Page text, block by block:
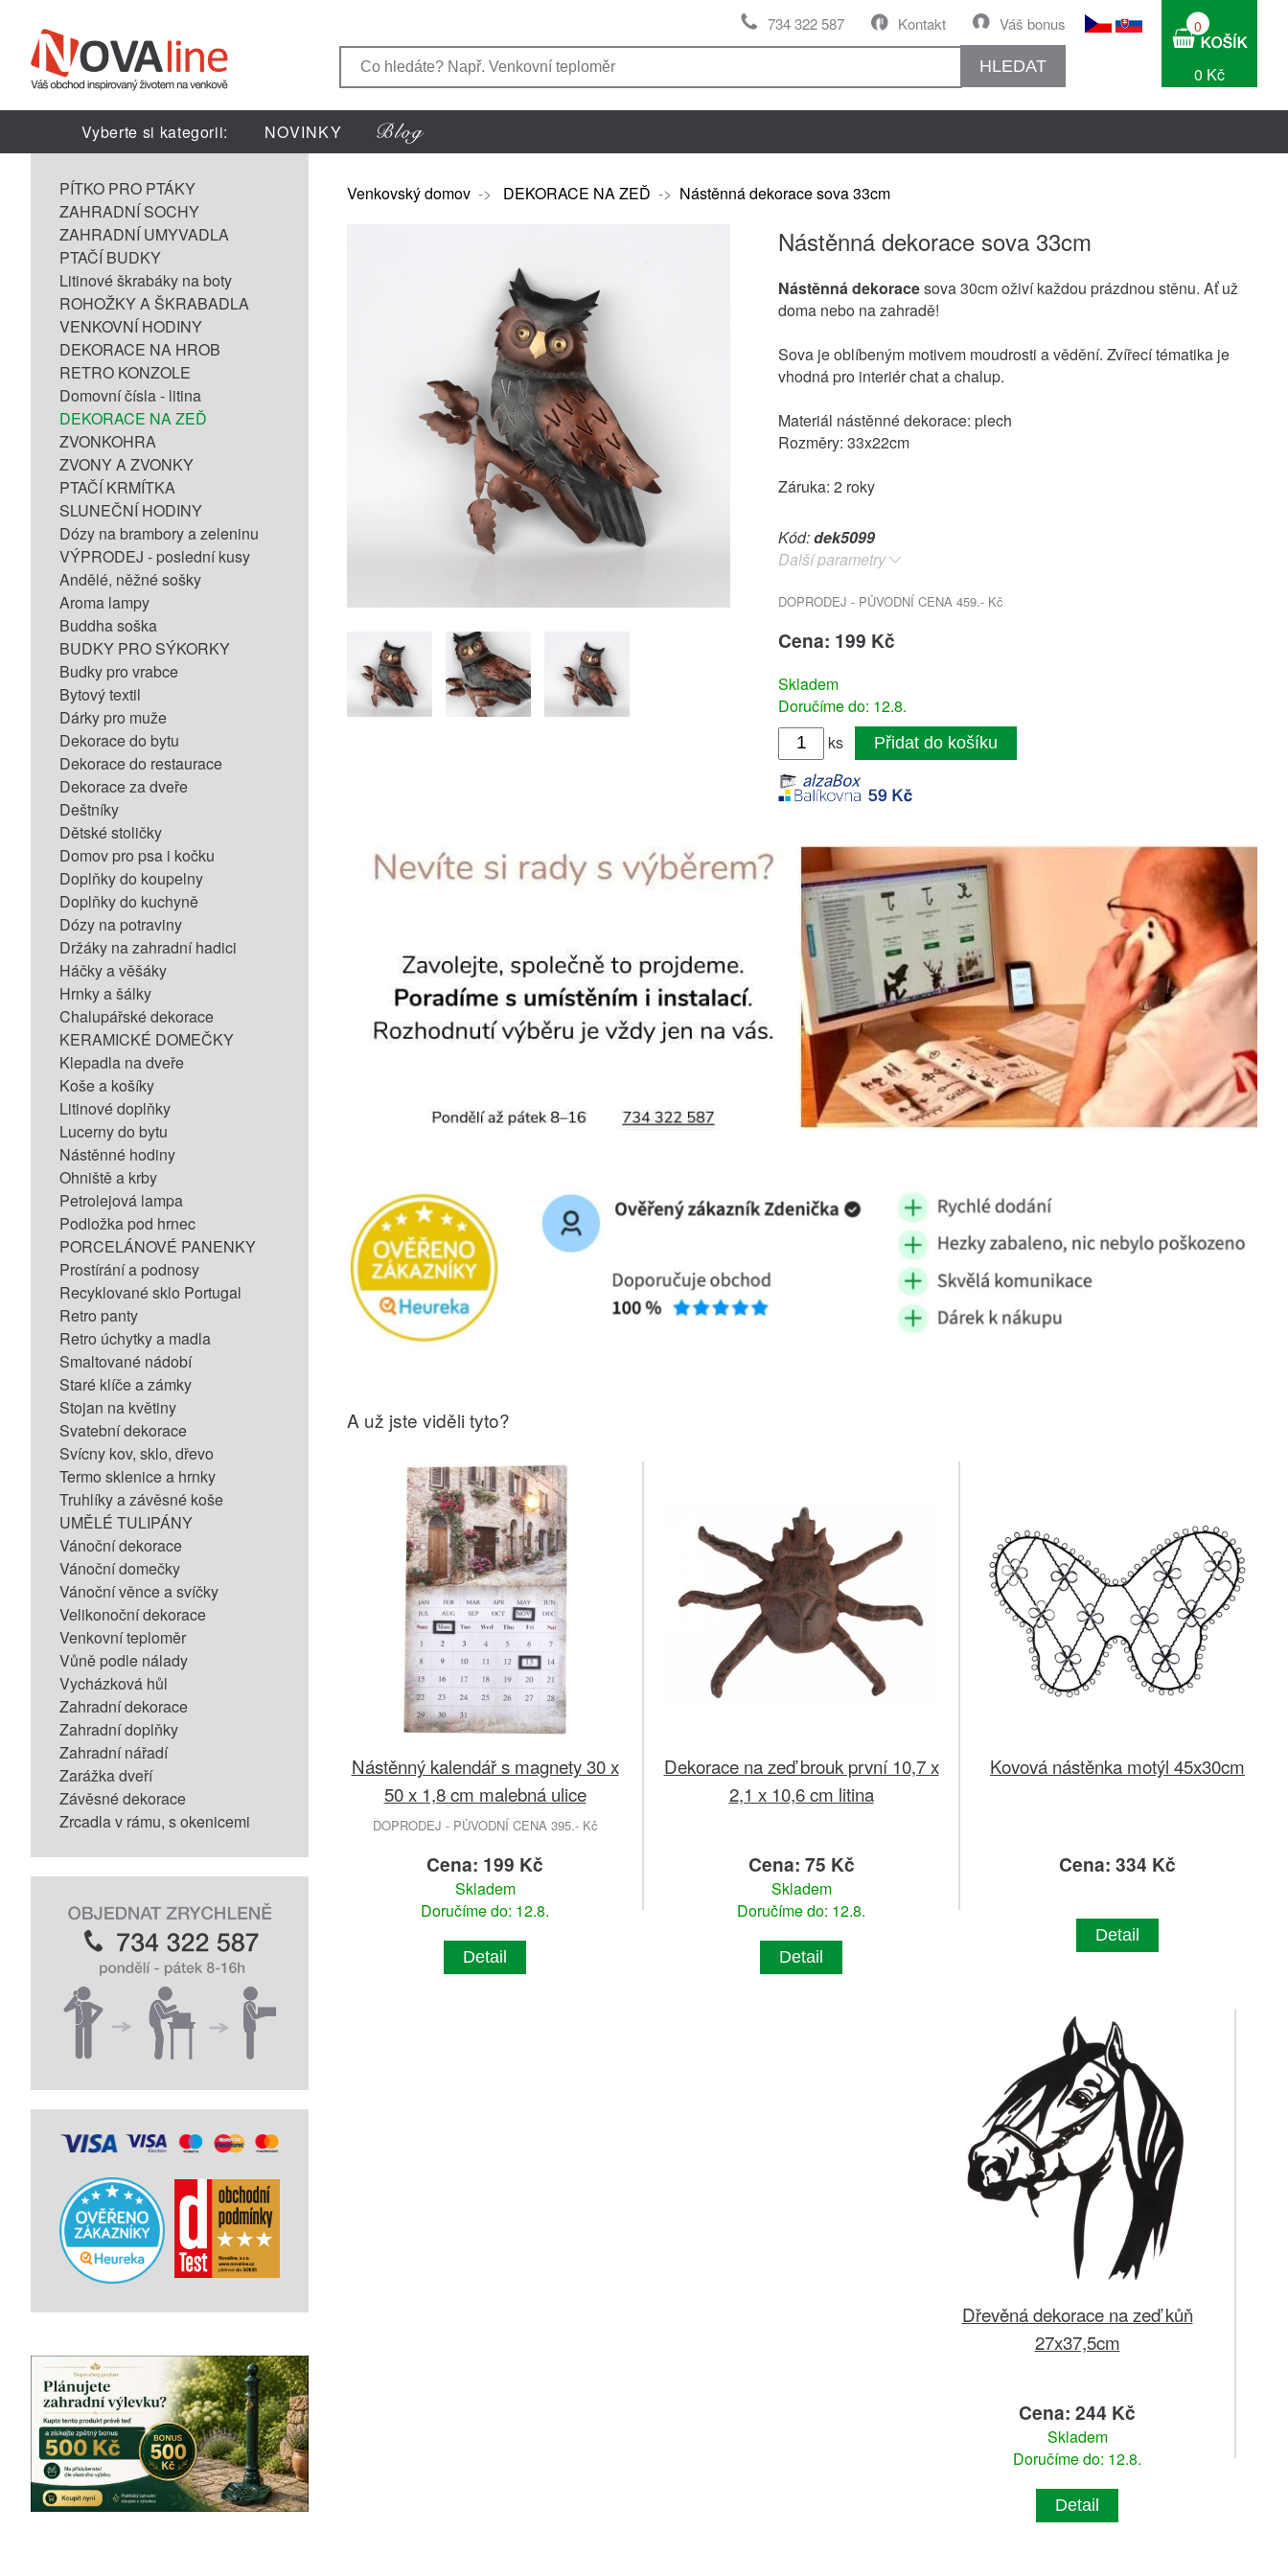
Váš bonus
Kontakt
734 322 587
HLEDAT
0
0 Kč
Vyberte si kategorii: NOVINKY
PÍTKO PRO PTÁKY
ZAHRADNÍ SOCHY
ZAHRADNÍ UMYVADLA
PTAČÍ BUDKY
Litinové škrabáky na boty
ROHOŽKY A ŠKRABADLA
VENKOVNÍ HODINY
DEKORACE NA HROB
RETRO KONZOLE
Domovní čísla - litina
DEKORACE NA ZEĎ
ZVONKOHRA
ZVONY A ZVONKY
PTAČÍ KRMÍTKA
SLUNEČNÍ HODINY
Dózy na brambory a zeleninu
VÝPRODEJ - poslední kusy
Andělé, něžné sošky
Aroma lampy
Buddha soška
BUDKY PRO SÝKORKY
Budky pro vrabce
Bytový textil
Dárky pro muže
Dekorace do bytu
Dekorace do restaurace
Dekorace za dveře
Deštníky
Dětské stoličky
Domov pro psa i kočku
Doplňky do koupelny
Doplňky do kuchyně
Dózy na potraviny
Držáky na zahradní hadici
Háčky a věšáky
Hrnky a šálky
Chalupářské dekorace
KERAMICKÉ DOMEČKY
Klepadla na dveře
Koše a košíky
Litinové doplňky
Lucerny do bytu
Nástěnné hodiny
Ohniště a krby
Petrolejová lampa
Podložka pod hrnec
PORCELÁNOVÉ PANENKY
Prostírání a podnosy
Recyklované sklo Portugal
Retro panty
Retro úchytky a madla
Smaltované nádobí
Staré klíče a zámky
Stojan na květiny
Svatební dekorace
Svícny kov, sklo, dřevo
Termo sklenice a hrnky
Truhlíky a závěsné koše
UMĚLÉ TULIPÁNY
Vánoční dekorace
Vánoční domečky
Vánoční věnce a svíčky
Velikonoční dekorace
Venkovní teploměr
Vůně podle nálady
Vycházková hůl
Zahradní dekorace
Zahradní doplňky
Zahradní nářadí
Zarážka dveří
Závěsné dekorace
Zrcadla v rámu, s okenicemi
Venkovský domov -> DEKORACE NA ZEĎ -> Nástěnná dekorace sova 33cm
Nástěnná dekorace sova 33cm
Nástěnná dekoracesova 30cm oživí každou prázdnou stěnu. Ať už
doma nebo na zahradě!
Sova je oblíbeným motivem moudrosti a vědění. Zvířecí tématika je
vhodná pro interiér chat a chalup.
Materiál nástěnné dekorace: plech
Rozměry: 33x22cm
Záruka: 2 roky
Kód:dek5099
Další parametry
DOPRODEJ - PŮVODNÍ CENA 459.- Kč
Cena: 199 Kč
Skladem
Doručíme do: 12.8.
ks
Přidat do košíku
A už jste viděli tyto?
Nástěnný kalendář s magnety 30 x
50 x 1,8 cm malebná ulice
DOPRODEJ - PŮVODNÍ CENA 395.- Kč
Cena: 199 Kč
Skladem
Doručíme do: 12.8.
Detail
Dekorace na zeď brouk první 10,7 x
2,1 x 10,6 cm litina
Cena: 75 Kč
Skladem
Doručíme do: 12.8.
Detail
Kovová nástěnka motýl 45x30cm
Cena: 334 Kč
Detail
Dřevěná dekorace na zeď kůň
27x37,5cm
Cena: 244 Kč
Skladem
Doručíme do: 12.8.
Detail